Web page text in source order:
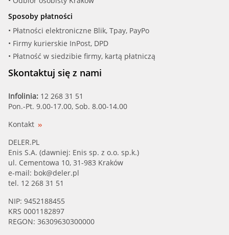
Sposoby płatności
• Płatności elektroniczne Blik, Tpay, PayPo
• Firmy kurierskie InPost, DPD
• Płatność w siedzibie firmy, kartą płatniczą
Skontaktuj się z nami
Infolinia: 12 268 31 51
Pon.-Pt. 9.00-17.00, Sob. 8.00-14.00
Kontakt
DELER.PL
Enis S.A. (dawniej: Enis sp. z o.o. sp.k.)
ul. Cementowa 10, 31-983 Kraków
e-mail: bok@deler.pl
tel. 12 268 31 51
NIP: 9452188455
KRS 0001182897
REGON: 36309630300000